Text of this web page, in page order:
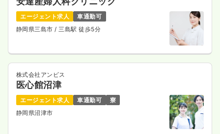
エージェント求人
車通勤可
静岡県三島市 / 三島駅 徒歩5分
株式会社アンビス
医心館沼津
エージェント求人 車通勤可
寮
静岡県沼津市